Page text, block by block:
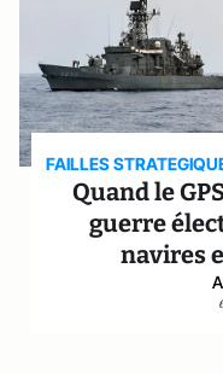
FAILLES
Quand le
guerre
navires